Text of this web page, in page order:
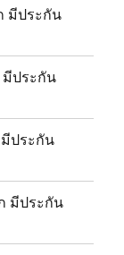
มีประกัน
มีประกัน
ประกัน
มีประกัน